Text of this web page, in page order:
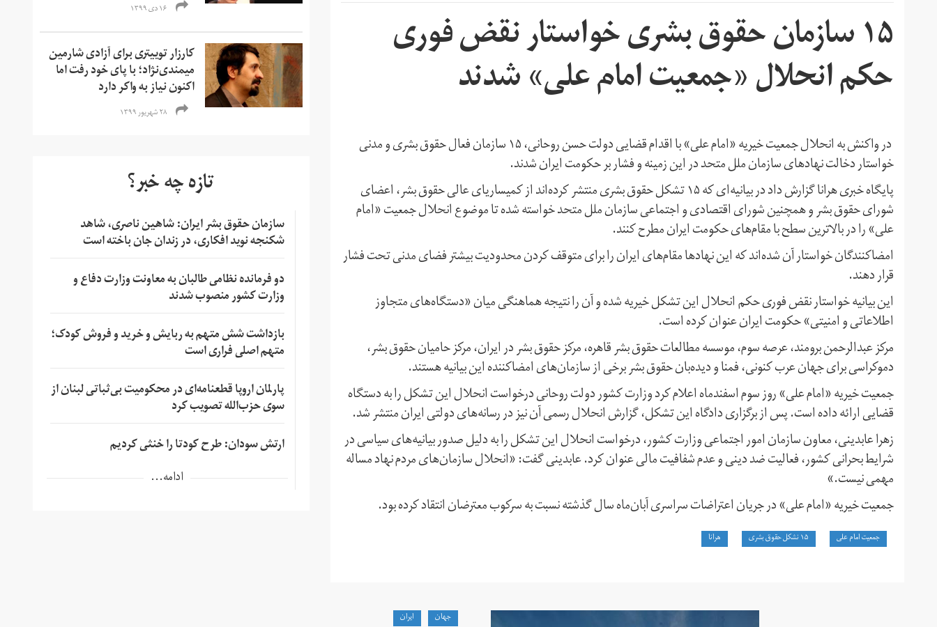
۱۵ سازمان حقوق بشری خواستار نقض فوری
حکم انحلال «جمعیت امام علی» شدند
در واکنش به انحلال جمعیت خیریه «امام علی» با اقدام قضایی دولت حسن روحانی، ۱۵ سازمان فعال حقوق بشری و مدنی
خواستار دخالت نهادهای سازمان ملل متحد در این زمینه و فشار بر حکومت ایران شدند.
پایگاه خبری هرانا گزارش داد در بیانیه‌ای که ۱۵ تشکل حقوق بشری منتشر کرده‌اند از کمیساریای عالی حقوق بشر،‌ اعضای
شورای حقوق بشر و همچنین شورای اقتصادی و اجتماعی سازمان ملل متحد خواسته شده تا موضوع انحلال جمعیت «امام
علی» را در بالاترین سطح با مقام‌های حکومت ایران مطرح کنند.
امضاکنندگان خواستار آن‌ شده‌اند که این نهادها مقام‌های ایران را برای متوقف کردن محدودیت بیشتر فضای مدنی تحت فشار
قرار دهند.
این بیانیه خواستار نقض فوری حکم انحلال این تشکل خیریه شده و آن را نتیجه هماهنگی میان «دستگاه‌های متجاوز
اطلاعاتی و امنیتی» حکومت ایران عنوان کرده است.
مرکز عبدالرحمن برومند، عرصه سوم، موسسه مطالعات حقوق بشر قاهره، مرکز حقوق بشر در ایران، مرکز حامیان حقوق بشر،
دموکراسی برای جهان عرب کنونی، فمنا و دیده‌بان حقوق بشر برخی از سازمان‌های امضاکننده این بیانیه هستند.
جمعیت خیریه «امام علی» روز سوم اسفندماه اعلام کرد وزارت کشور دولت روحانی درخواست انحلال این تشکل را به دستگاه
قضایی ارائه داده است. پس از برگزاری دادگاه این تشکل، گزارش انحلال رسمی آن نیز در رسانه‌های دولتی ایران منتشر شد.
زهرا عابدینی، معاون سازمان امور اجتماعی وزارت کشور، درخواست انحلال این تشکل را به دلیل صدور بیانیه‌های سیاسی در
شرایط بحرانی کشور،‌ فعالیت ضد دینی و عدم شفافیت مالی عنوان کرد. عابدینی گفت: «انحلال سازمان‌های مردم نهاد مساله
مهمی نیست.»
جمعیت خیریه «امام علی» در جریان اعتراضات سراسری آبان‌ماه سال گذشته نسبت به سرکوب معترضان انتقاد کرده بود.
جمعیت امام علی ۱۵ نشکل حقوق بشری هرانا
۱۶ دی ۱۳۹۹
کارزار توییتری برای آزادی شارمین
میمندی‌نژاد؛ با پای خود رفت اما
اکنون نیاز به واکر دارد
۲۸ شهریور ۱۳۹۹
تازه چه خبر؟
سازمان حقوق بشر ایران: شاهین ناصری، شاهد
شکنجه نوید افکاری، در زندان جان باخته است
دو فرمانده نظامی طالبان به معاونت وزارت دفاع و
وزارت کشور منصوب شدند
بازداشت شش متهم به ربایش و خرید و فروش کودک؛
متهم اصلی فراری است
پارلمان اروپا قطعنامه‌ای در محکومیت بی‌ثباتی لبنان از
سوی حزب‌الله تصویب کرد
ارتش سودان: طرح کودتا را خنثی کردیم
ادامه...
جهان ايران